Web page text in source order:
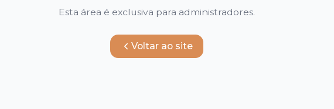
Esta área é exclusiva para administradores.
Voltar ao site